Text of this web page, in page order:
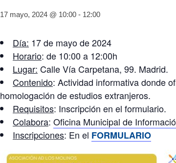
17 mayo, 2024 @ 10:00 - 12:00
Día: 17 de mayo de 2024
Horario: de 10:00 a 12:00h
Lugar: Calle Vía Carpetana, 99. Madrid.
Contenido: Actividad informativa donde
homologación de estudios extranjeros.
Requisitos: Inscripción en el formulario.
Colabora: Oficina Municipal de
Inscripciones: En el FORMULARIO